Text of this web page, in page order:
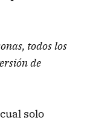
todos los
de
solo